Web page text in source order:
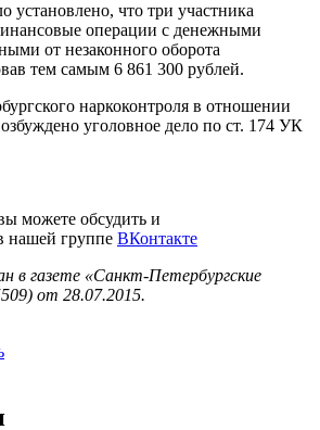
установлено, что три участника
операции с денежными
от незаконного оборота
тем самым 6 861 300 рублей.
наркоконтроля в отношении
уголовное дело по ст. 174 УК
можете обсудить и
нашей группе ВКонтакте
в газете «Санкт-Петербургские
от 28.07.2015.